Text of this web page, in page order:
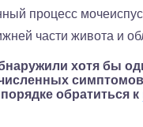
процесс
части живота и
хотя бы
обратиться к